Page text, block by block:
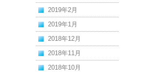
2019年2月
2019年1月
2018年12月
2018年11月
2018年10月